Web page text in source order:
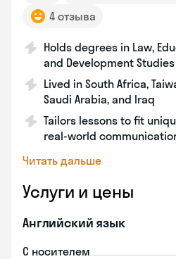
4 отзыва
Holds degrees in Law,
and Development Studies
Lived in South Africa,
Saudi Arabia, and Iraq
Tailors lessons to fit
real-world
Читать дальше
Услуги и цены
Английский язык
С носителем